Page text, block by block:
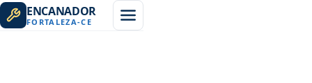
ENCANADOR
FORTALEZA-CE